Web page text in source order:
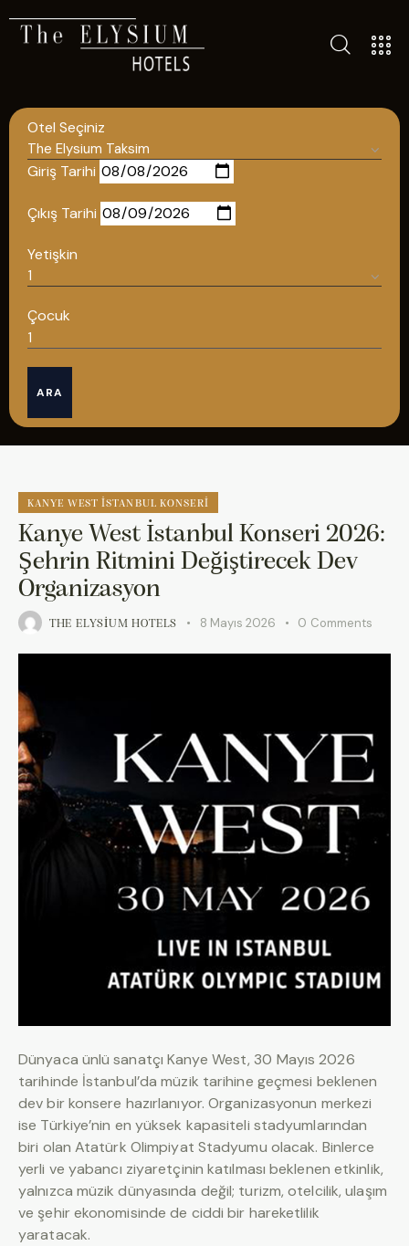
Otel Seçiniz
Giriş Tarihi
Çıkış Tarihi
Yetişkin
Çocuk
ARA
KANYE WEST İSTANBUL KONSERI
Kanye West İstanbul Konseri 2026:
Şehrin Ritmini Değiştirecek Dev
Organizasyon
THE ELYSIUM HOTELS 8 Mayıs 2026 0 Comments
Dünyaca ünlü sanatçı Kanye West, 30 Mayıs 2026
tarihinde İstanbul’da müzik tarihine geçmesi beklenen
dev bir konsere hazırlanıyor. Organizasyonun merkezi
ise Türkiye’nin en yüksek kapasiteli stadyumlarından
biri olan Atatürk Olimpiyat Stadyumu olacak. Binlerce
yerli ve yabancı ziyaretçinin katılması beklenen etkinlik,
yalnızca müzik dünyasında değil; turizm, otelcilik, ulaşım
ve şehir ekonomisinde de ciddi bir hareketlilik
yaratacak.
TÜM OTELLERIMIZ
İLETIŞIM
POLITIKALAR
ÇAĞRI MERKEZİ
REZERVASYON